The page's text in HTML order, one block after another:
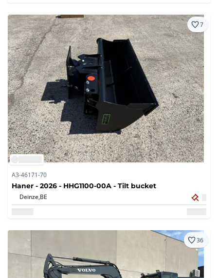
7
A3-46171-70
Haner - 2026 - HHG1100-00A - Tilt bucket
Deinze,BE
36